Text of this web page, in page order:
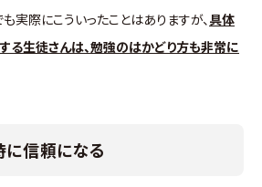
実際にこういったことはありますが、具体
る生徒さんは、勉強のはかどり方も非常に
信頼になる